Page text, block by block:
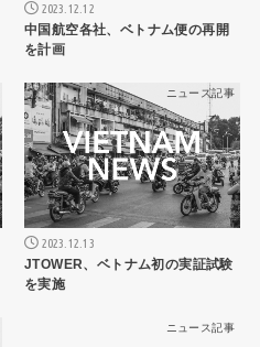
2023.12.12
中国航空各社、ベトナム便の再開
を計画
ニュース記事
2023.12.13
JTOWER、ベトナム初の実証試験
を実施
ニュース記事